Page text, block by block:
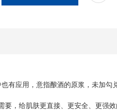
有应用，意指酿酒的原浆，未加勾
，给肌肤更直接、更安全、更强